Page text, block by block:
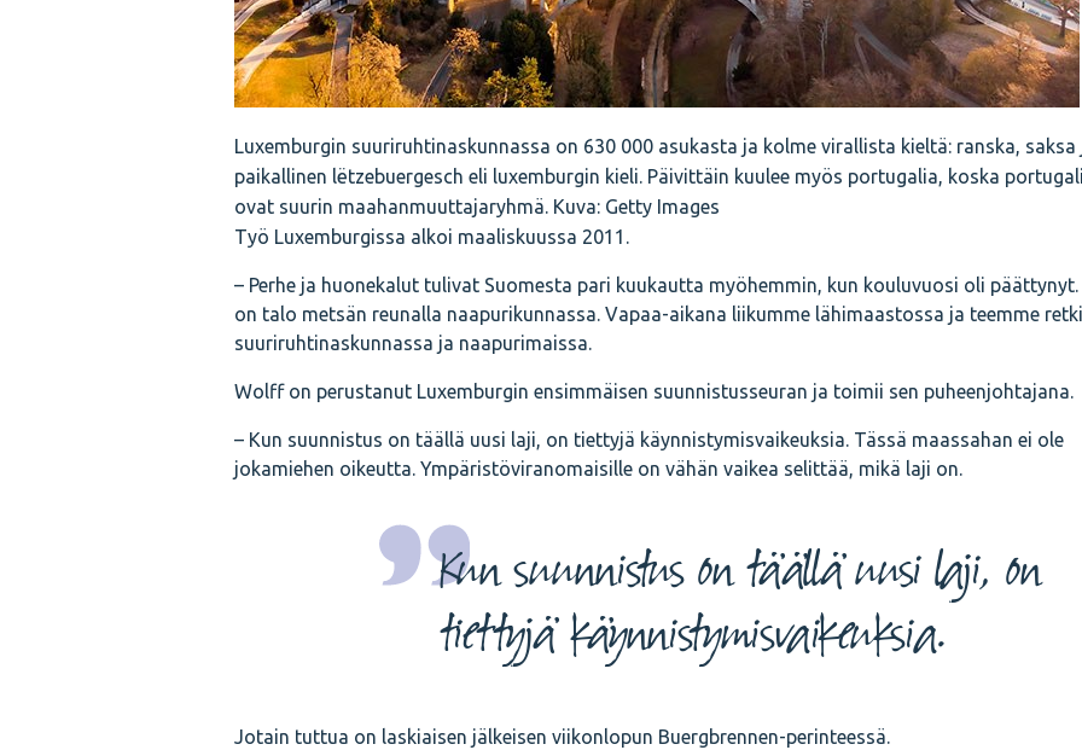
Luxemburgin suuriruhtinaskunnassa on 630 000 asukasta ja kolme virallista kieltä: ranska, saksa
paikallinen lëtzebuergesch eli luxemburgin kieli. Päivittäin kuulee myös portugalia, koska
ovat suurin maahanmuuttajaryhmä. Kuva: Getty Images
Työ Luxemburgissa alkoi maaliskuussa 2011.
– Perhe ja huonekalut tulivat Suomesta pari kuukautta myöhemmin, kun kouluvuosi oli
on talo metsän reunalla naapurikunnassa. Vapaa-aikana liikumme lähimaastossa ja teemme
suuriruhtinaskunnassa ja naapurimaissa.
Wolff on perustanut Luxemburgin ensimmäisen suunnistusseuran ja toimii sen puheenjohtajana.
– Kun suunnistus on täällä uusi laji, on tiettyjä käynnistymisvaikeuksia. Tässä maassahan ei ole
jokamiehen oikeutta. Ympäristöviranomaisille on vähän vaikea selittää, mikä laji on.
Kun suunnistus on täällä uusi laji, on
tiettyjä käynnistymisvaikeuksia.
Jotain tuttua on laskiaisen jälkeisen viikonlopun Buergbrennen-perinteessä.